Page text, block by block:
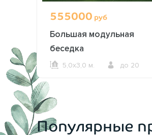
555000 руб
Большая модульная
беседка
5,0х3,0 м. до 20
Популярные